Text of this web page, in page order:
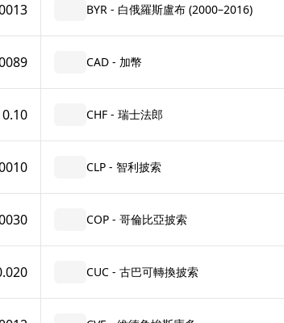
BYR - 白俄羅斯盧布 (2000–2016)
CAD - 加幣
0.10 CHF - 瑞士法郎
CLP - 智利披索
COP - 哥倫比亞披索
CUC - 古巴可轉換披索